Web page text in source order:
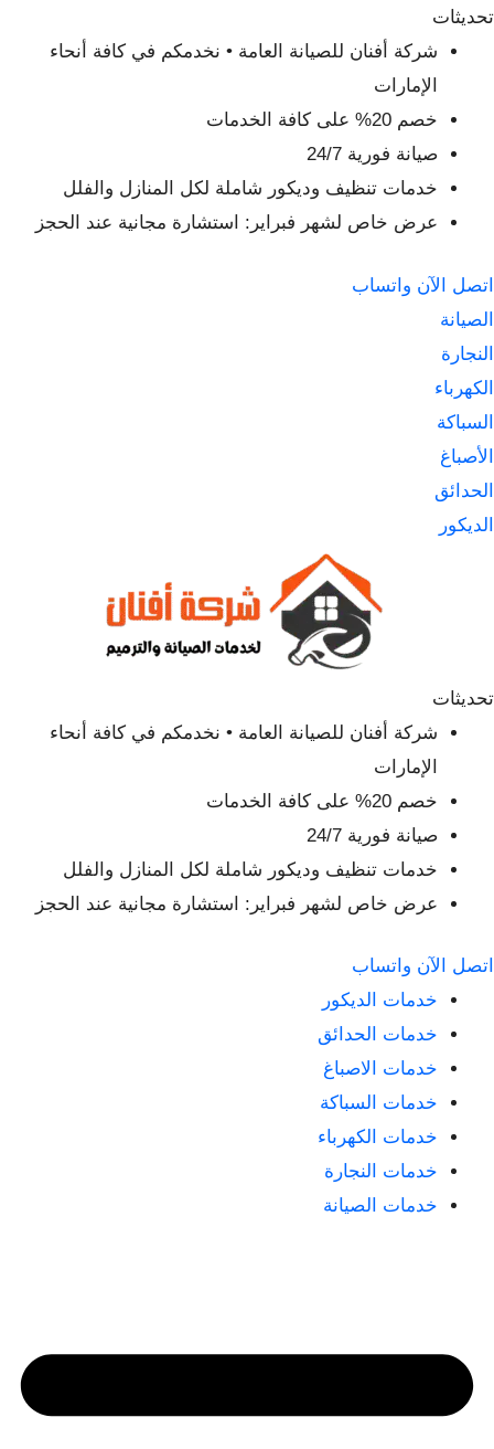
التجاوز
المحتوى
تحديثات
شركة أفنان للصيانة العامة • نخدمكم في كافة أنحاء
الإمارات
خصم 20% على كافة الخدمات
صيانة فورية 24/7
خدمات تنظيف وديكور شاملة لكل المنازل والفلل
عرض خاص لشهر فبراير: استشارة مجانية عند الحجز
اتصل الآن واتساب
الصيانة
النجارة
الكهرباء
السباكة
الأصباغ
الحدائق
الديكور
تحديثات
شركة أفنان للصيانة العامة • نخدمكم في كافة أنحاء
الإمارات
خصم 20% على كافة الخدمات
صيانة فورية 24/7
خدمات تنظيف وديكور شاملة لكل المنازل والفلل
عرض خاص لشهر فبراير: استشارة مجانية عند الحجز
اتصل الآن واتساب
خدمات الديكور
خدمات الحدائق
خدمات الاصباغ
خدمات السباكة
خدمات الكهرباء
خدمات النجارة
خدمات الصيانة